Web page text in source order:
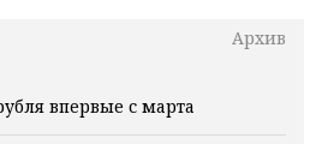
Архив
впервые с марта